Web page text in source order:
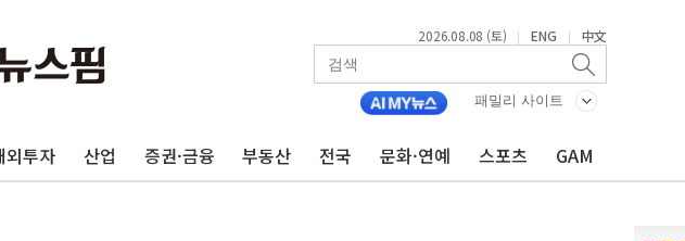
2026.08.08 (토) | ENG | 中文
패밀리 사이트
외투자 산업 증권·금융 부동산 전국 문화·연예 스포츠 GAM